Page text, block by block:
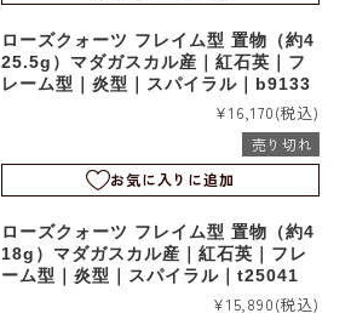
ローズクォーツ フレイム型 置物（約4
25.5g）マダガスカル産｜紅石英｜フ
レーム型｜炎型｜スパイラル｜b9133
¥16,170(税込)
売り切れ
お気に入りに追加
ローズクォーツ フレイム型 置物（約4
18g）マダガスカル産｜紅石英｜フレ
ーム型｜炎型｜スパイラル｜t25041
¥15,890(税込)